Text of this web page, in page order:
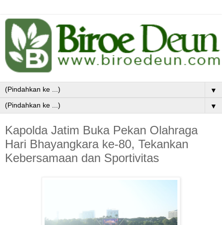
▼
▼
Kapolda Jatim Buka Pekan Olahraga
Hari Bhayangkara ke-80, Tekankan
Kebersamaan dan Sportivitas